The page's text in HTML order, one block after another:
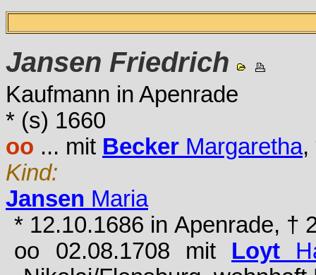
Jansen Friedrich
Kaufmann in Apenrade
* (s) 1660
oo ... mit Becker Margaretha,
Kind:
Jansen Maria
* 12.10.1686 in Apenrade, †
oo 02.08.1708 mit Loyt